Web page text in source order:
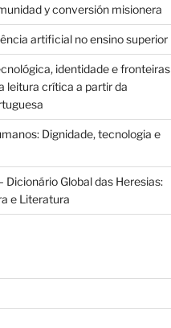
y conversión misionera
artificial no ensino superior
identidade e fronteiras
leitura crítica a partir da
Dignidade, tecnologia e
Dicionário Global das Heresias:
e Literatura